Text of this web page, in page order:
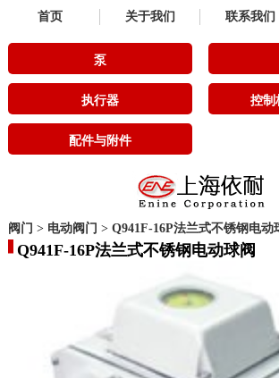
首页 关于我们 联系我们
泵
执行器 控制
配件与附件
阀门 > 电动阀门 > Q941F-16P法兰式不锈钢电动
Q941F-16P法兰式不锈钢电动球阀